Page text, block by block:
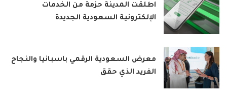
اطلقت المدينة حزمة من الخدمات
الإلكترونية السعودية الجديدة
معرض السعودية الرقمي باسبانيا والنجاح
الفريد الذي حقق